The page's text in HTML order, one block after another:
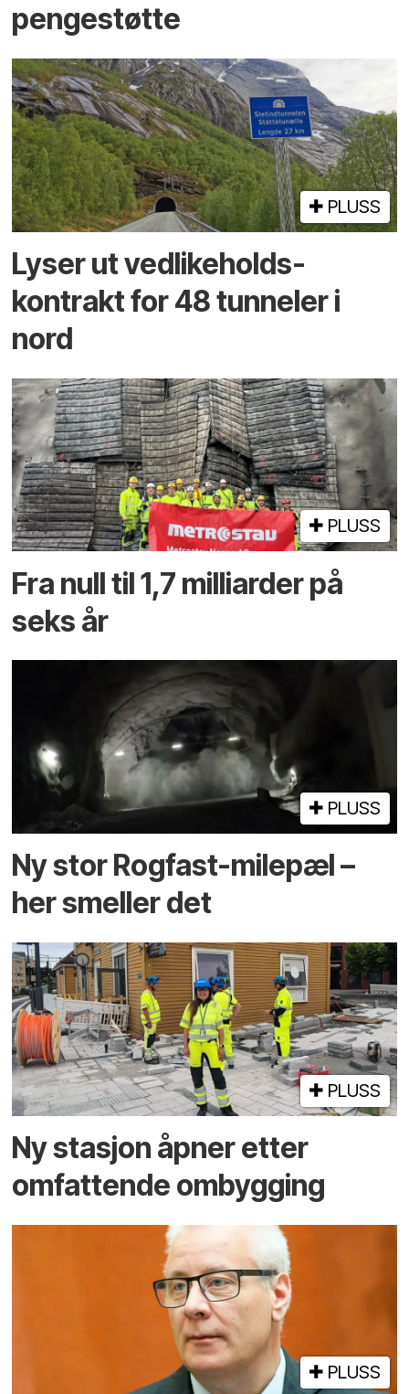
pengestøtte
PLUSS
Lyser ut vedlikeholds­
kontrakt for 48 tunneler i
nord
PLUSS
Fra null til 1,7 milliarder på
seks år
PLUSS
Ny stor Rogfast-milepæl –
her smeller det
PLUSS
Ny stasjon åpner etter
omfattende ombygging
PLUSS